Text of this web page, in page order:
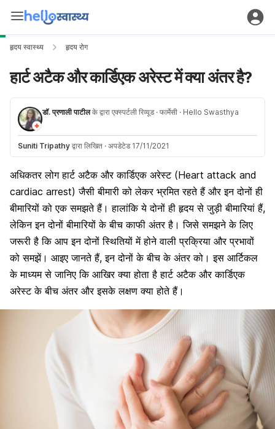
हृदय स्वास्थ्य हृदय रोग
हार्ट अटैक और कार्डिएक अरेस्ट में क्या अंतर है?
डॉ. प्रणाली पाटीलके द्वारा एक्स्पर्टली रिव्यूड · फार्मेसी · Hello Swasthya
Suniti Tripathy द्वारा लिखित · अपडेटेड 17/11/2021
अधिकतर लोग हार्ट अटैक और कार्डिएक अरेस्ट (Heart attack and
cardiac arrest) जैसी बीमारी को लेकर भ्रमित रहते हैं और इन दोनों ही
बीमारियों को एक समझते हैं। हालांकि ये दोनों ही हृदय से जुड़ी बीमारियां हैं,
लेकिन इन दोनों बीमारियों के बीच काफी अंतर है। जिसे समझने के लिए ​
जरूरी है कि आप इन दोनों स्थितियों में होने वाली प्रक्रिया और प्रभावों
को समझें। आइए जानते हैं, इन दोनों के बीच के अंतर को। इस आर्टिकल
के माध्यम से जानिए कि आखिर क्या होता है हार्ट अटैक और कार्डिएक
अरेस्ट के बीच अंतर और इसके लक्षण क्या होते हैं।